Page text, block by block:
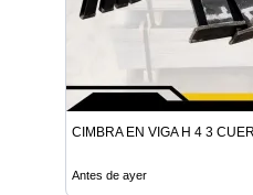
CIMBRA EN VIGA H 4 3
Antes de ayer